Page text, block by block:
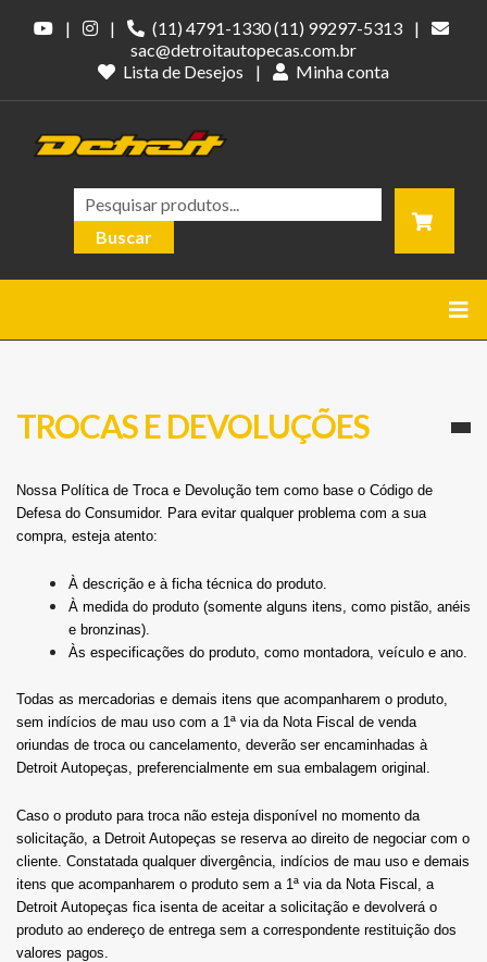
| | (11) 4791-1330(11) 99297-5313
|
sac@detroitautopecas.com.br
Lista de Desejos
| Minha conta
Pesquisar
Buscar
TROCAS E DEVOLUÇÕES
Nossa Política de Troca e Devolução tem como base o Código de
Defesa do Consumidor. Para evitar qualquer problema com a sua
compra, esteja atento:
À descrição e à ficha técnica do produto.
À medida do produto (somente alguns itens, como pistão, anéis
e bronzinas).
Às especificações do produto, como montadora, veículo e ano.
Todas as mercadorias e demais itens que acompanharem o produto,
sem indícios de mau uso com a 1ª via da Nota Fiscal de venda
oriundas de troca ou cancelamento, deverão ser encaminhadas à
Detroit Autopeças, preferencialmente em sua embalagem original.
Caso o produto para troca não esteja disponível no momento da
solicitação, a Detroit Autopeças se reserva ao direito de negociar com o
cliente. Constatada qualquer divergência, indícios de mau uso e demais
itens que acompanharem o produto sem a 1ª via da Nota Fiscal, a
Detroit Autopeças fica isenta de aceitar a solicitação e devolverá o
produto ao endereço de entrega sem a correspondente restituição dos
valores pagos.